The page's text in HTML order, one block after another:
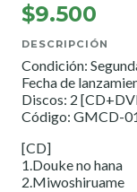
$9.500
DESCRIPCIÓN
Condición:
Fecha de
Discos: 2
Código: GMCD-
[CD]
1.Douke no hana
2.Miwoshiruame